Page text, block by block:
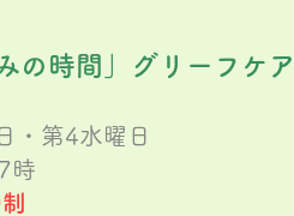
の時間」グリーフケ
・第4水曜日
時
制